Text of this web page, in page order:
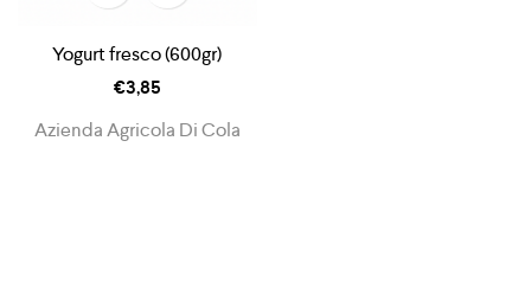
Yogurt fresco (600gr)
€3,85
Azienda Agricola Di Cola